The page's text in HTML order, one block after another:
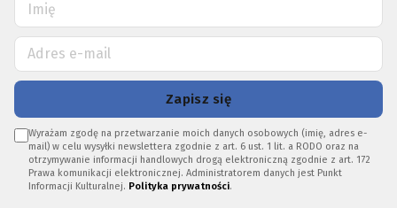
Zapisz się
Wyrażam zgodę na przetwarzanie moich danych osobowych (imię, adres e-
mail) w celu wysyłki newslettera zgodnie z art. 6 ust. 1 lit. a RODO oraz na
otrzymywanie informacji handlowych drogą elektroniczną zgodnie z art. 172
Prawa komunikacji elektronicznej. Administratorem danych jest Punkt
Informacji Kulturalnej. Polityka prywatności.